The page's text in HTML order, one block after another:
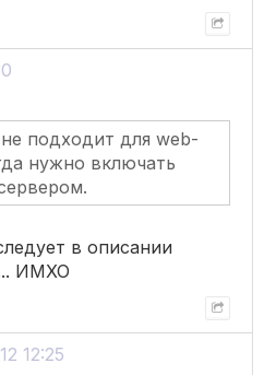
подходит для web-
нужно включать
в описании
ИМХО
12:25